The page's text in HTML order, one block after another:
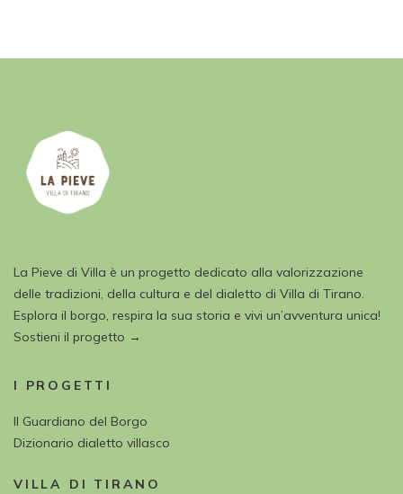
La Pieve di Villa è un progetto dedicato alla valorizzazione
delle tradizioni, della cultura e del dialetto di Villa di Tirano.
Esplora il borgo, respira la sua storia e vivi un’avventura unica!
Sostieni il progetto →
I PROGETTI
Il Guardiano del Borgo
Dizionario dialetto villasco
VILLA DI TIRANO